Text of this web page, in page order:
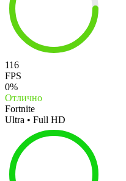
116
FPS
0%
Отлично
Fortnite
Ultra • Full HD